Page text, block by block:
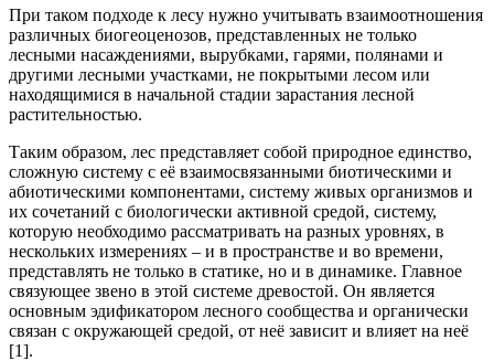
При таком подходе к лесу нужно учитывать взаимоотношения
различных биогеоценозов, представленных не только
лесными насаждениями, вырубками, гарями, полянами и
другими лесными участками, не покрытыми лесом или
находящимися в начальной стадии зарастания лесной
растительностью.
Таким образом, лес представляет собой природное единство,
сложную систему с её взаимосвязанными биотическими и
абиотическими компонентами, систему живых организмов и
их сочетаний с биологически активной средой, систему,
которую необходимо рассматривать на разных уровнях, в
нескольких измерениях – и в пространстве и во времени,
представлять не только в статике, но и в динамике. Главное
связующее звено в этой системе древостой. Он является
основным эдификатором лесного сообщества и органически
связан с окружающей средой, от неё зависит и влияет на неё
[1].